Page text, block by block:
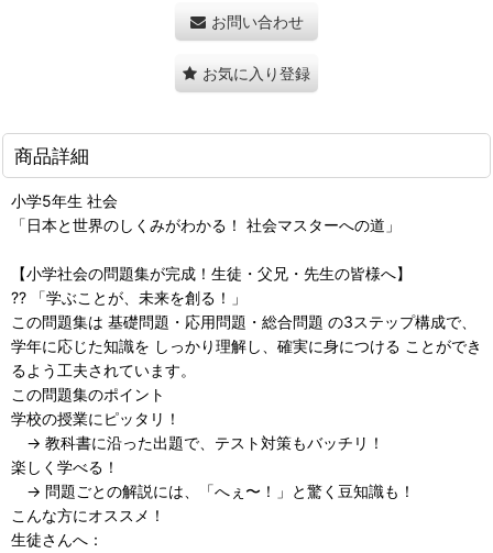
お問い合わせ
お気に入り登録
商品詳細
小学5年生 社会
「日本と世界のしくみがわかる！ 社会マスターへの道」
【小学社会の問題集が完成！生徒・父兄・先生の皆様へ】
?? 「学ぶことが、未来を創る！」
この問題集は 基礎問題・応用問題・総合問題 の3ステップ構成で、
学年に応じた知識を しっかり理解し、確実に身につける ことができ
るよう工夫されています。
この問題集のポイント
学校の授業にピッタリ！
→ 教科書に沿った出題で、テスト対策もバッチリ！
楽しく学べる！
→ 問題ごとの解説には、「へぇ〜！」と驚く豆知識も！
こんな方にオススメ！
生徒さんへ：